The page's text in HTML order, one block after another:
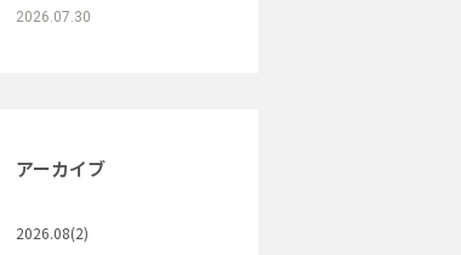
2026.07.30
アーカイブ
2026.08(2)